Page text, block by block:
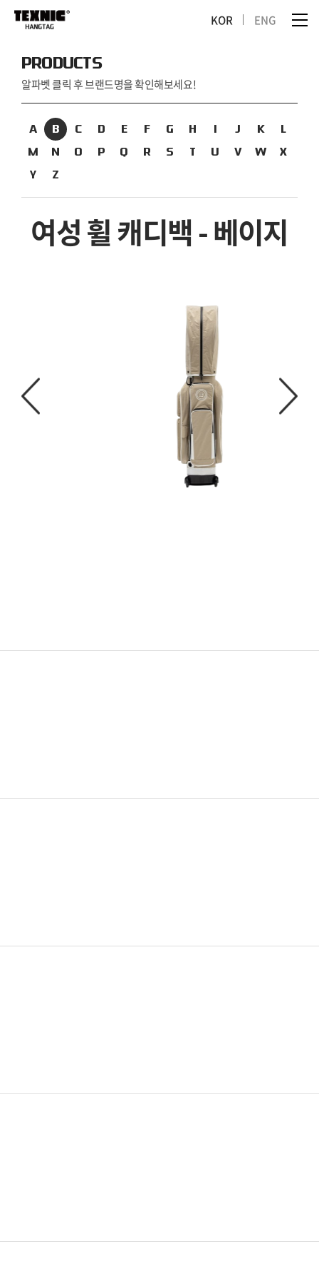
KOR ENG
PRODUCTS
알파벳 클릭 후 브랜드명을 확인해보세요!
A B C D E F G H I J K
L
M
N O P Q R S T U V W
X
Y
Z
여성 휠 캐디백 - 베이지